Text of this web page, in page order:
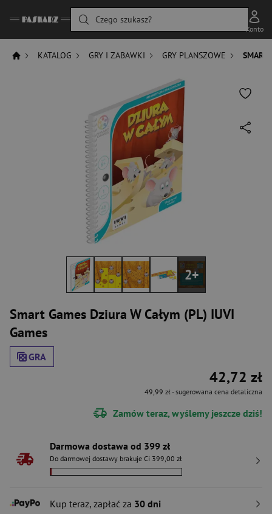
Czego szukasz?
Konto
KATALOG GRY I ZABAWKI GRY PLANSZOWE SMART
Smart Games Dziura W Całym (PL) IUVI
Games
GRA
2+
42,72 zł
49,99 zł- sugerowana cena detaliczna
Zamów teraz, wyślemy jeszcze dziś!
Darmowa dostawa od 399 zł
Do darmowej dostawy brakuje Ci 399,00 zł
Kup teraz, zapłać za 30 dni